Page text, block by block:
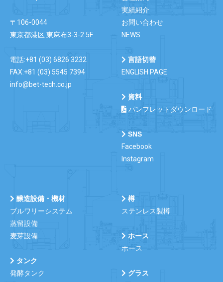
〒106-0044
東京都港区 東麻布3-3-2 5F
電話:+81 (03) 6826 3232
FAX:+81 (03) 5545 7394
info@bet-tech.co.jp
実績紹介
お問い合わせ
NEWS
言語切替
ENGLISH PAGE
資料
パンフレットダウンロード
SNS
Facebook
Instagram
醸造設備・機材
ブルワリーシステム
蒸留設備
麦芽設備
タンク
発酵タンク
樽
ステンレス製樽
ホース
ホース
グラス